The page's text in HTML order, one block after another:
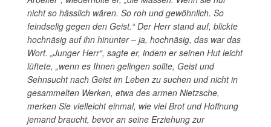
nicht so hässlich wären. So roh und gewöhnlich. So
feindselig gegen den Geist.“ Der Herr stand auf, blickte
hochnäsig auf ihn hinunter – ja, hochnäsig, das war das
Wort. „Junger Herr“, sagte er, indem er seinen Hut leicht
lüftete, „wenn es Ihnen gelingen sollte, Geist und
Sehnsucht nach Geist im Leben zu suchen und nicht in
gesammelten Werken, etwa des armen Nietzsche,
merken Sie vielleicht einmal, wie viel Brot und Hoffnung
jemand braucht, bevor an seine Erziehung zur